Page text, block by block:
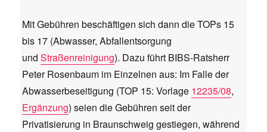
Mit Gebühren beschäftigen sich dann die TOPs 15
bis 17 (Abwasser, Abfallentsorgung
und Straßenreinigung). Dazu führt BIBS-Ratsherr
Peter Rosenbaum im Einzelnen aus: Im Falle der
Abwasserbeseitigung (TOP 15: Vorlage 12235/08,
Ergänzung) seien die Gebühren seit der
Privatisierung in Braunschweig gestiegen, während